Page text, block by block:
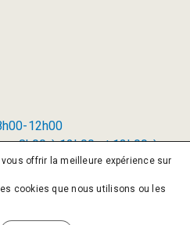
12h00
8h00 à 12h00 et 13h00 à
offrir la meilleure expérience sur
cookies que nous utilisons ou les